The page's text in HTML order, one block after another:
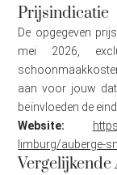
Prijsindicatie
De opgegeven
mei 2026,
aan voor jouw
beïnvloeden de
Website:
limburg/auberge-
Vergelijkende